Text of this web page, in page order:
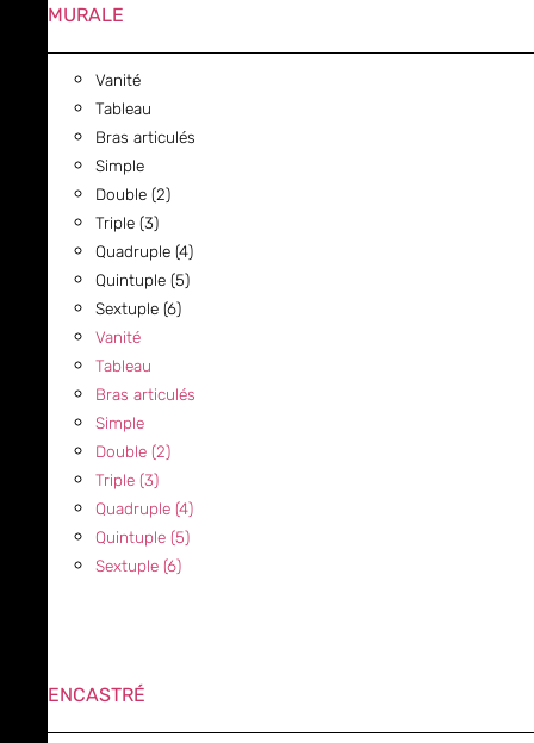
MURALE
Vanité
Tableau
Bras articulés
Simple
Double (2)
Triple (3)
Quadruple (4)
Quintuple (5)
Sextuple (6)
Vanité
Tableau
Bras articulés
Simple
Double (2)
Triple (3)
Quadruple (4)
Quintuple (5)
Sextuple (6)
ENCASTRÉ